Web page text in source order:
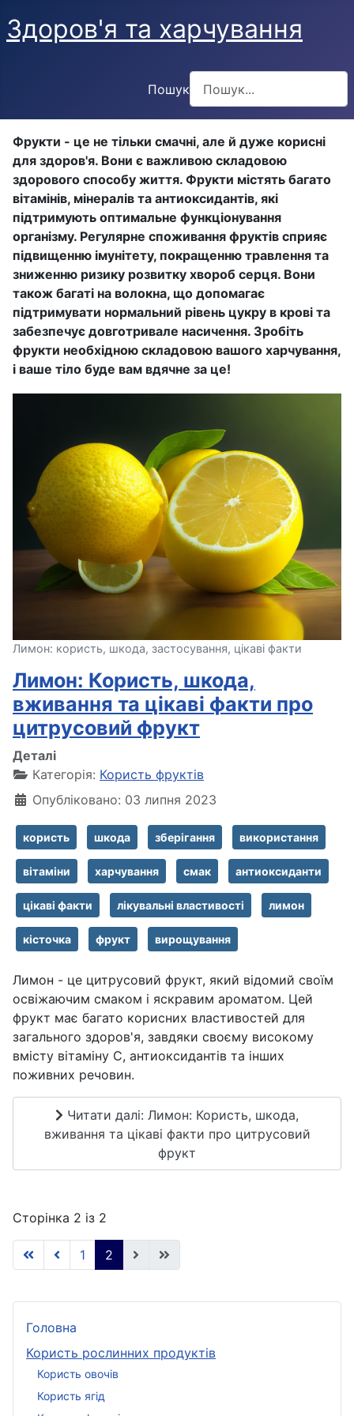
Здоров'я та харчування
Пошук
Type 2 or more characters
Фрукти - це не тільки смачні, але й дуже корисні
для здоров'я. Вони є важливою складовою
здорового способу життя. Фрукти містять багато
вітамінів, мінералів та антиоксидантів, які
підтримують оптимальне функціонування
організму. Регулярне споживання фруктів сприяє
підвищенню імунітету, покращенню травлення та
зниженню ризику розвитку хвороб серця. Вони
також багаті на волокна, що допомагає
підтримувати нормальний рівень цукру в крові та
забезпечує довготривале насичення. Зробіть
фрукти необхідною складовою вашого харчування,
і ваше тіло буде вам вдячне за це!
Лимон: користь, шкода, застосування, цікаві факти
Лимон: Користь, шкода,
вживання та цікаві факти про
цитрусовий фрукт
Деталі
Категорія: Користь фруктів
Опубліковано: 03 липня 2023
користь шкода зберігання використання
вітаміни харчування смак антиоксиданти
цікаві факти лікувальні властивості лимон
кісточка фрукт вирощування
Лимон - це цитрусовий фрукт, який відомий своїм
освіжаючим смаком і яскравим ароматом. Цей
фрукт має багато корисних властивостей для
загального здоров'я, завдяки своєму високому
вмісту вітаміну C, антиоксидантів та інших
поживних речовин.
Читати далі: Лимон: Користь, шкода,
вживання та цікаві факти про цитрусовий
фрукт
Сторінка 2 із 2
1 2
Головна
Користь рослинних продуктів
Користь овочів
Користь ягід